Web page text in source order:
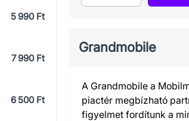
5 990 Ft
7 990 Ft
6 500 Ft
Grandmobile
A Grandmobile a
piactér megbízható
figyelmet fordítunk a